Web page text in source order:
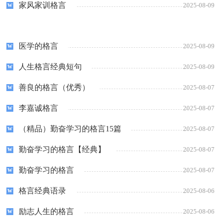
家风家训格言 2025-08-09
医学的格言 2025-08-09
人生格言经典短句 2025-08-09
善良的格言（优秀） 2025-08-07
李嘉诚格言 2025-08-07
（精品）勤奋学习的格言15篇 2025-08-07
勤奋学习的格言【经典】 2025-08-07
勤奋学习的格言 2025-08-07
格言经典语录 2025-08-06
励志人生的格言 2025-08-06